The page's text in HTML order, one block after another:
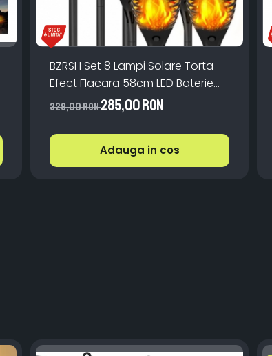
BZRSH Set 8 Lampi Solare Torta
Efect Flacara 58cm LED Baterie
Incorporata Gradina
329,00 RON285,00 RON
Adauga in cos